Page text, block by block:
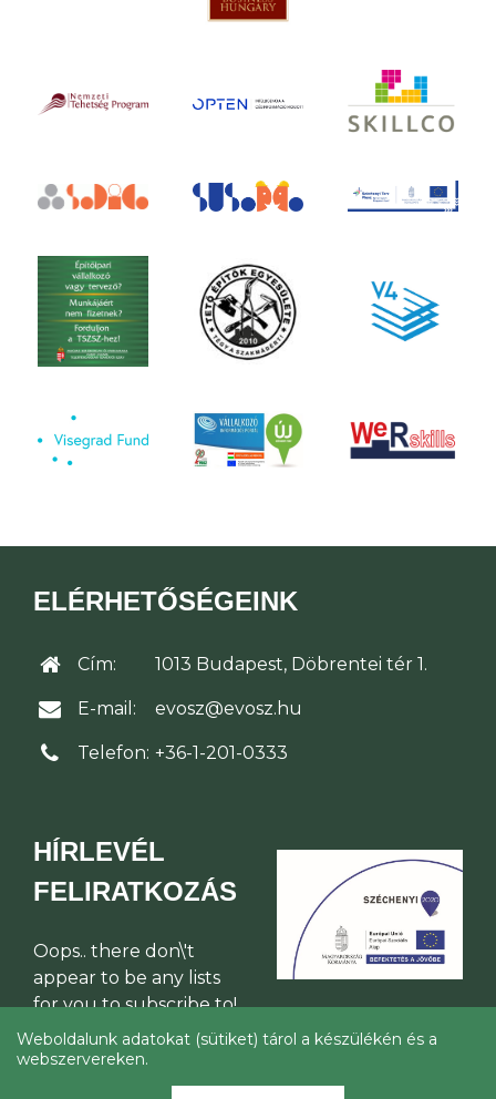
ELÉRHETŐSÉGEINK
Cím: 1013 Budapest, Döbrentei tér 1.
E-mail: evosz@evosz.hu
Telefon: +36-1-201-0333
HÍRLEVÉL
FELIRATKOZÁS
Oops.. there don\'t
appear to be any lists
for you to subscribe to!
© Építési Vállalkozók Országos
Weboldalunk adatokat (sütiket) tárol a készülékén és a
webszervereken.